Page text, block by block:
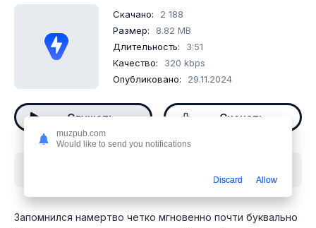
Скачано:
2 188
Размер:
8.82 MB
Длительность:
3:51
Качество:
320 kbps
Опубликовано:
29.11.2024
Слушать Скачать
Запомнился намертво четко мгновенно почти буквально
muzpub.com
Would like to send you notifications
Discard Allow